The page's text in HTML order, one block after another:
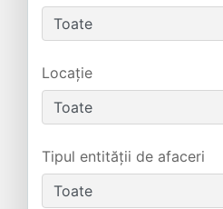
Locație
Tipul entității de afaceri